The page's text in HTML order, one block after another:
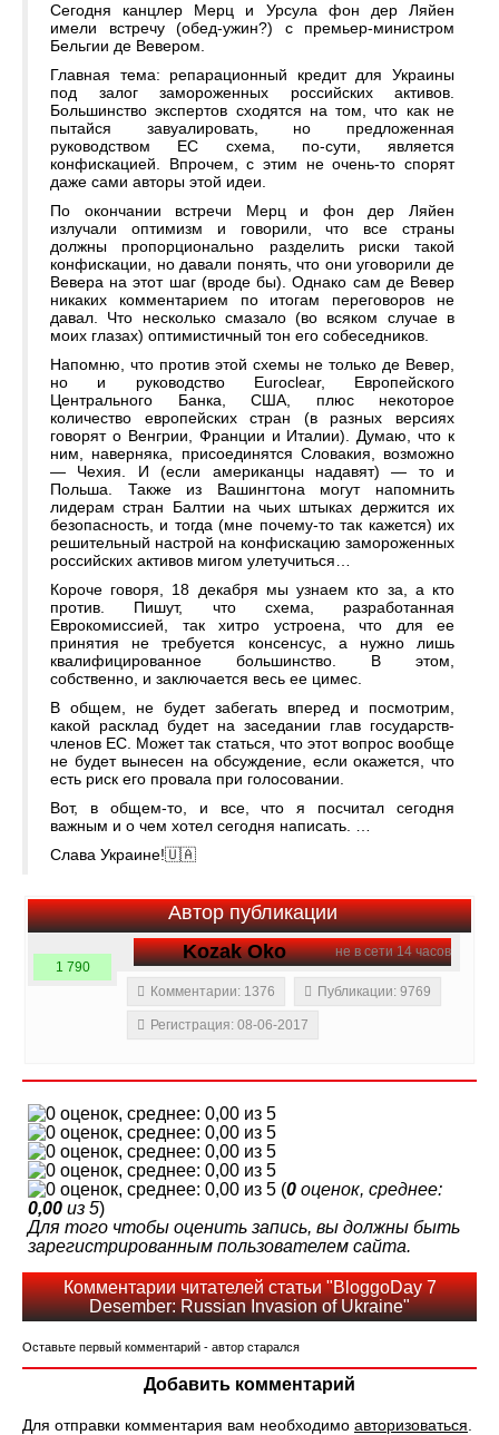
Сегодня канцлер Мерц и Урсула фон дер Ляйен
имели встречу (обед-ужин?) с премьер-министром
Бельгии де Вевером.
Главная тема: репарационный кредит для Украины
под залог замороженных российских активов.
Большинство экспертов сходятся на том, что как не
пытайся завуалировать, но предложенная
руководством ЕС схема, по-сути, является
конфискацией. Впрочем, с этим не очень-то спорят
даже сами авторы этой идеи.
По окончании встречи Мерц и фон дер Ляйен
излучали оптимизм и говорили, что все страны
должны пропорционально разделить риски такой
конфискации, но давали понять, что они уговорили де
Вевера на этот шаг (вроде бы). Однако сам де Вевер
никаких комментарием по итогам переговоров не
давал. Что несколько смазало (во всяком случае в
моих глазах) оптимистичный тон его собеседников.
Напомню, что против этой схемы не только де Вевер,
но и руководство Euroclear, Европейского
Центрального Банка, США, плюс некоторое
количество европейских стран (в разных версиях
говорят о Венгрии, Франции и Италии). Думаю, что к
ним, наверняка, присоединятся Словакия, возможно
— Чехия. И (если американцы надавят) — то и
Польша. Также из Вашингтона могут напомнить
лидерам стран Балтии на чьих штыках держится их
безопасность, и тогда (мне почему-то так кажется) их
решительный настрой на конфискацию замороженных
российских активов мигом улетучиться…
Короче говоря, 18 декабря мы узнаем кто за, а кто
против. Пишут, что схема, разработанная
Еврокомиссией, так хитро устроена, что для ее
принятия не требуется консенсус, а нужно лишь
квалифицированное большинство. В этом,
собственно, и заключается весь ее цимес.
В общем, не будет забегать вперед и посмотрим,
какой расклад будет на заседании глав государств-
членов ЕС. Может так статься, что этот вопрос вообще
не будет вынесен на обсуждение, если окажется, что
есть риск его провала при голосовании.
Вот, в общем-то, и все, что я посчитал сегодня
важным и о чем хотел сегодня написать. …
Слава Украине!🇺🇦
Автор публикации
не в сети 14 часов
Kozak Oko
1 790
Комментарии: 1376
Публикации: 9769
Регистрация: 08-06-2017
(0 оценок, среднее:
0,00 из 5)
Для того чтобы оценить запись, вы должны быть
зарегистрированным пользователем сайта.
Комментарии читателей статьи "BloggoDay 7
Desember: Russian Invasion of Ukraine"
Оставьте первый комментарий - автор старался
Добавить комментарий
Для отправки комментария вам необходимо авторизоваться.